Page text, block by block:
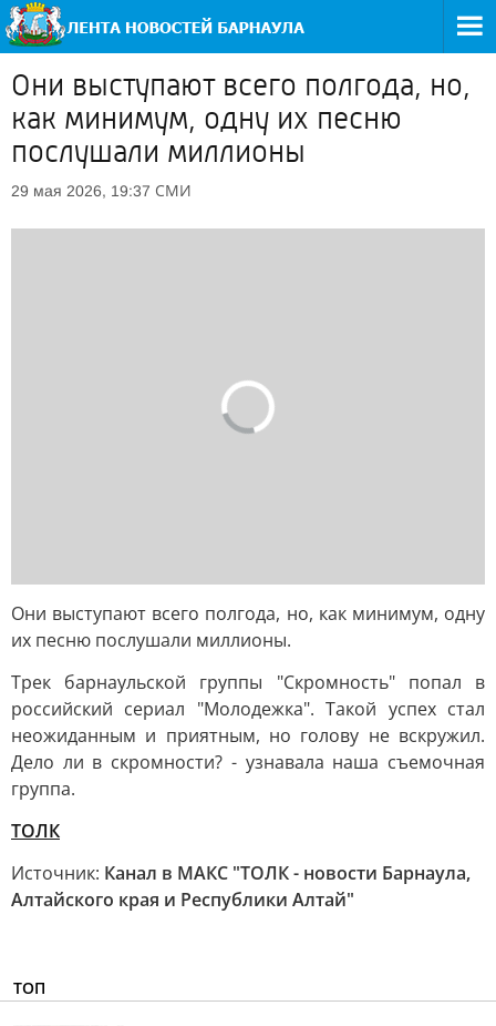
Они выступают всего полгода, но,
как минимум, одну их песню
послушали миллионы
29 мая 2026, 19:37 СМИ
Они выступают всего полгода, но, как минимум, одну
их песню послушали миллионы.
Трек барнаульской группы "Скромность" попал в
российский сериал "Молодежка". Такой успех стал
неожиданным и приятным, но голову не вскружил.
Дело ли в скромности? - узнавала наша съемочная
группа.
ТОЛК
Источник: Канал в МАКС "ТОЛК - новости Барнаула,
Алтайского края и Республики Алтай"
ТОП